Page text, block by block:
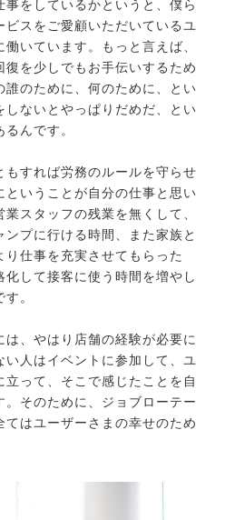
事をしているかというと、僕ら
スをご愛顧いただいているユ
いています。もっと言えば、
を少しでもお手伝いするため
誰のために、何のために、とい
しないとやっぱりだめだ、とい
んです。
すれば労務のルールを守らせ
ということが自分の仕事と思い
スタッフの残業を無くして、
プに行ける時間、また家族と
仕事を充実させてもらった
化して接客に使う時間を増やし
。
、やはり店舗の経験が必要に
人はイベントに参加して、ユ
って、そこで感じたことを自
そのために、ジョブローテー
はユーザーさまの幸せのため